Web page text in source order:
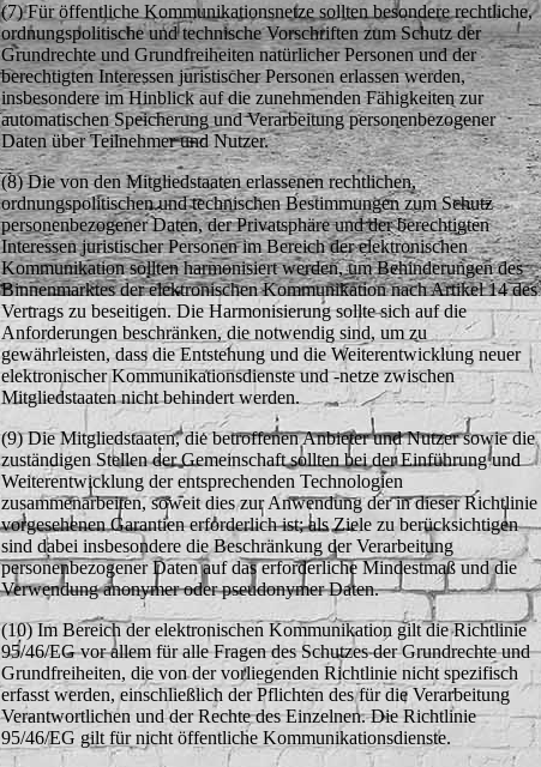
(7) Für öffentliche Kommunikationsnetze sollten besondere rechtliche,
ordnungspolitische und technische Vorschriften zum Schutz der
Grundrechte und Grundfreiheiten natürlicher Personen und der
berechtigten Interessen juristischer Personen erlassen werden,
insbesondere im Hinblick auf die zunehmenden Fähigkeiten zur
automatischen Speicherung und Verarbeitung personenbezogener
Daten über Teilnehmer und Nutzer.
(8) Die von den Mitgliedstaaten erlassenen rechtlichen,
ordnungspolitischen und technischen Bestimmungen zum Schutz
personenbezogener Daten, der Privatsphäre und der berechtigten
Interessen juristischer Personen im Bereich der elektronischen
Kommunikation sollten harmonisiert werden, um Behinderungen des
Binnenmarktes der elektronischen Kommunikation nach Artikel 14 des
Vertrags zu beseitigen. Die Harmonisierung sollte sich auf die
Anforderungen beschränken, die notwendig sind, um zu
gewährleisten, dass die Entstehung und die Weiterentwicklung neuer
elektronischer Kommunikationsdienste und -netze zwischen
Mitgliedstaaten nicht behindert werden.
(9) Die Mitgliedstaaten, die betroffenen Anbieter und Nutzer sowie die
zuständigen Stellen der Gemeinschaft sollten bei der Einführung und
Weiterentwicklung der entsprechenden Technologien
zusammenarbeiten, soweit dies zur Anwendung der in dieser Richtlinie
vorgesehenen Garantien erforderlich ist; als Ziele zu berücksichtigen
sind dabei insbesondere die Beschränkung der Verarbeitung
personenbezogener Daten auf das erforderliche Mindestmaß und die
Verwendung anonymer oder pseudonymer Daten.
(10) Im Bereich der elektronischen Kommunikation gilt die Richtlinie
95/46/EG vor allem für alle Fragen des Schutzes der Grundrechte und
Grundfreiheiten, die von der vorliegenden Richtlinie nicht spezifisch
erfasst werden, einschließlich der Pflichten des für die Verarbeitung
Verantwortlichen und der Rechte des Einzelnen. Die Richtlinie
95/46/EG gilt für nicht öffentliche Kommunikationsdienste.